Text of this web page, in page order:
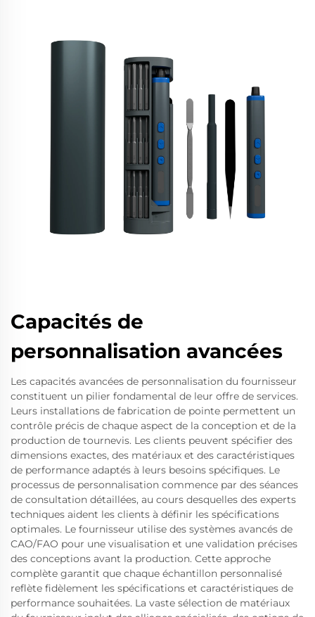
Capacités de
personnalisation avancées
Les capacités avancées de personnalisation du fournisseur
constituent un pilier fondamental de leur offre de services.
Leurs installations de fabrication de pointe permettent un
contrôle précis de chaque aspect de la conception et de la
production de tournevis. Les clients peuvent spécifier des
dimensions exactes, des matériaux et des caractéristiques
de performance adaptés à leurs besoins spécifiques. Le
processus de personnalisation commence par des séances
de consultation détaillées, au cours desquelles des experts
techniques aident les clients à définir les spécifications
optimales. Le fournisseur utilise des systèmes avancés de
CAO/FAO pour une visualisation et une validation précises
des conceptions avant la production. Cette approche
complète garantit que chaque échantillon personnalisé
reflète fidèlement les spécifications et caractéristiques de
performance souhaitées. La vaste sélection de matériaux